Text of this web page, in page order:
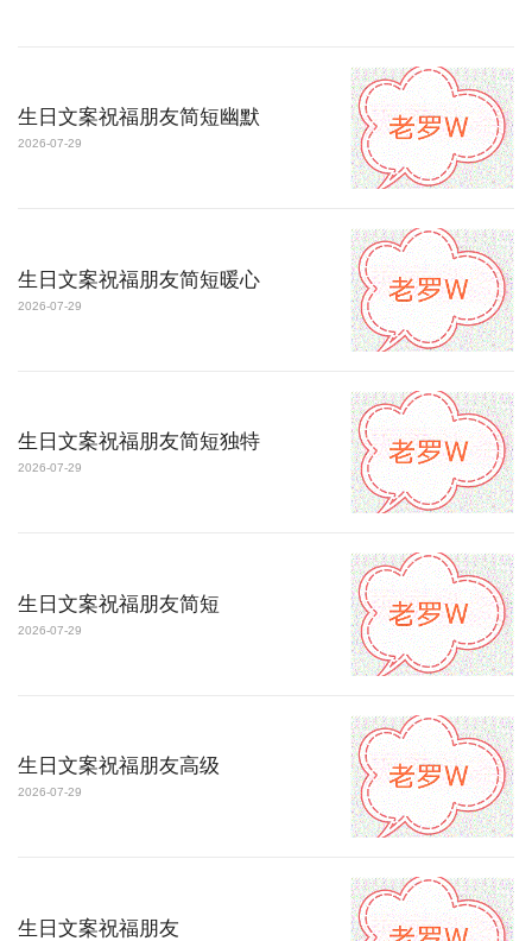
生日文案祝福朋友简短幽默
2026-07-29
生日文案祝福朋友简短暖心
2026-07-29
生日文案祝福朋友简短独特
2026-07-29
生日文案祝福朋友简短
2026-07-29
生日文案祝福朋友高级
2026-07-29
生日文案祝福朋友